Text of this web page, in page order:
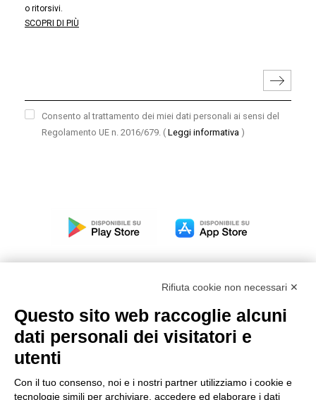
o ritorsivi.
SCOPRI DI PIÙ
Consento al trattamento dei miei dati personali ai sensi del
Regolamento UE n. 2016/679. ( Leggi informativa )
Modello organizzativo, gestione e controllo – D. lgs.
231/2001
Condizioni generali di vendita DKC Power Solutions
Rifiuta cookie non necessari ✕
Questo sito web raccoglie alcuni
dati personali dei visitatori e
utenti
Con il tuo consenso, noi e i nostri partner utilizziamo i cookie e
tecnologie simili per archiviare, accedere ed elaborare i dati